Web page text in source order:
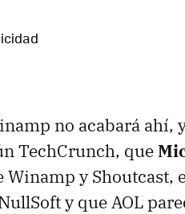
no acabará ahí,
TechCrunch, que
y Shoutcast,
y que AOL